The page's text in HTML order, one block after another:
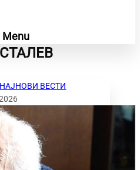
Menu
НАЈНОВИ ВЕСТИ